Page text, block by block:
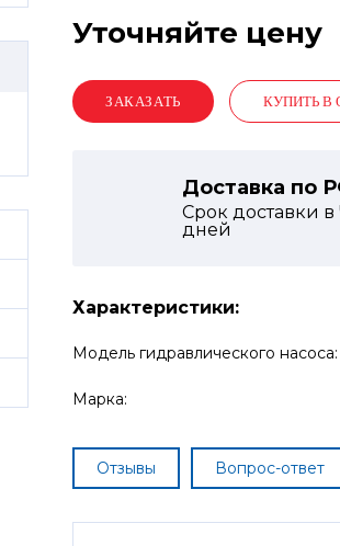
Уточняйте цену
КУПИТЬ В
Доставка по
Срок доставки
дней
Характеристики:
Модель гидравлического насоса:
Марка:
Отзывы Вопрос-ответ